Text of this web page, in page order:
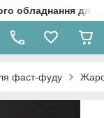
обладнання
фаст-фуду